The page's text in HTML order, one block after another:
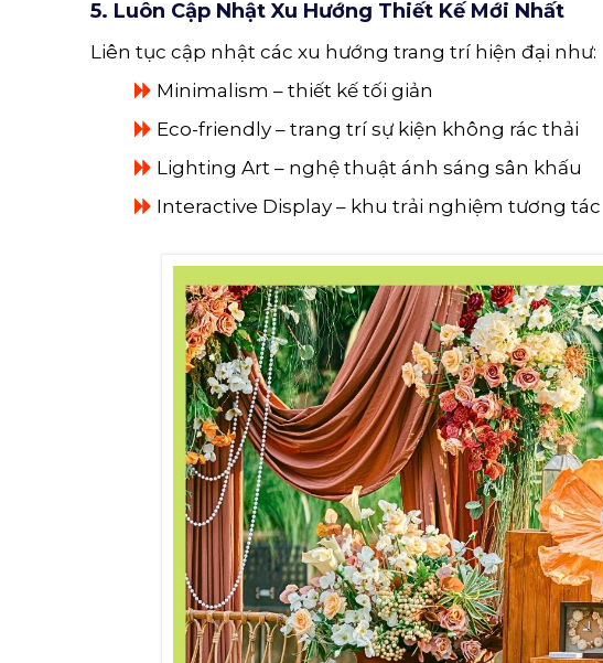
5. Luôn Cập Nhật Xu Hướng Thiết Kế Mới Nhất
Liên tục cập nhật các xu hướng trang trí hiện đại như:
Minimalism – thiết kế tối giản
Eco-friendly – trang trí sự kiện không rác thải
Lighting Art – nghệ thuật ánh sáng sân khấu
Interactive Display – khu trải nghiệm tương tác